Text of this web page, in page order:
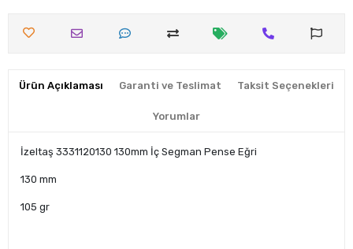
Ürün Açıklaması Garanti ve Teslimat Taksit Seçenekleri
Yorumlar
İzeltaş 3331120130 130mm İç Segman Pense Eğri
130 mm
105 gr